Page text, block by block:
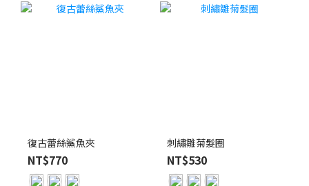
復古蕾絲鯊魚夾
NT$770
刺繡雛菊髮圈
NT$530